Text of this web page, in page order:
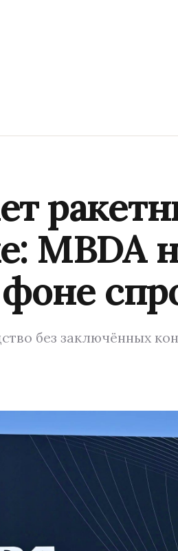
MBDA
без заключённых